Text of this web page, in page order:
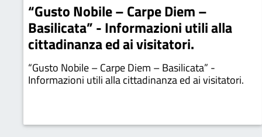
“Gusto Nobile – Carpe Diem –
Basilicata” - Informazioni utili alla
cittadinanza ed ai visitatori.
“Gusto Nobile – Carpe Diem – Basilicata” -
Informazioni utili alla cittadinanza ed ai visitatori.